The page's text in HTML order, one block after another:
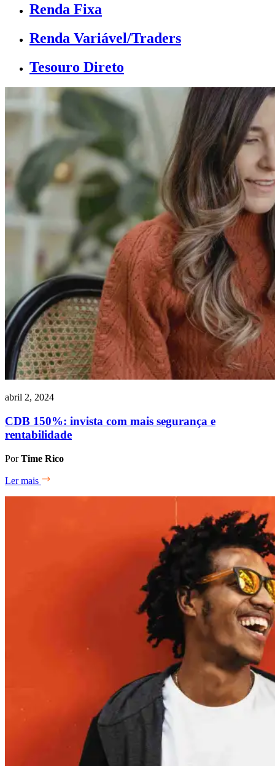
Renda Fixa
Renda Variável/Traders
Tesouro Direto
abril 2, 2024
CDB 150%: invista com mais segurança e
rentabilidade
PorTime Rico
Ler mais